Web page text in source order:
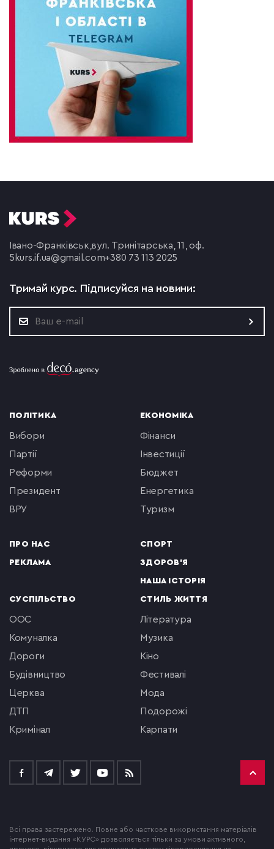
Івано-Франківськ, вул. Тринітарська, 11, оф.
5 kurs.if.ua@gmail.com+380 73 113 2025
Тримай курс. Підписуйся на новини:
ПОЛІТИКА
вибори
партії
реформи
президент
ВРУ
ПРО НАС
РЕКЛАМА
ЕКОНОМІКА
фінанси
інвестиції
бюджет
енергетика
туризм
СПОРТ
ЗДОРОВ'Я
НАША ІСТОРІЯ
СУСПІЛЬСТВО
ООС
комуналка
Дороги
будівництво
церква
ДТП
кримінал
СТИЛЬ ЖИТТЯ
література
музика
кіно
фестивалі
мода
подорожі
Карпати
Всі права застережено. Повне або часткове використання матеріалів
інтернет-видання «КУРС» дозволяється тільки за умови активного,